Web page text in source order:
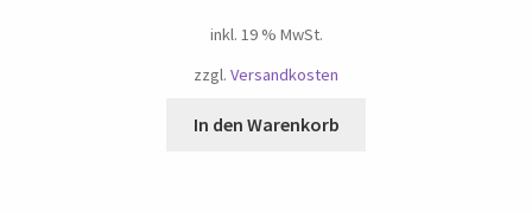
inkl. 19 % MwSt.
zzgl. Versandkosten
In den Warenkorb